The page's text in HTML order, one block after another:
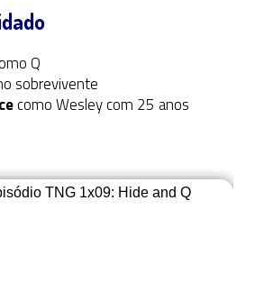
Q
sobrevivente
como Wesley com 25 anos
TNG 1x09: Hide and Q